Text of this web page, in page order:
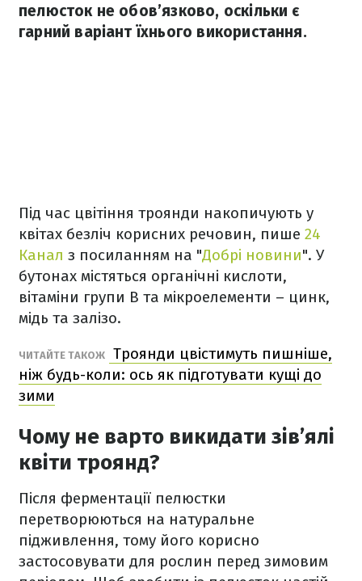
пелюсток не обов’язково, оскільки є
гарний варіант їхнього використання.
Під час цвітіння троянди накопичують у
квітах безліч корисних речовин, пише 24
Канал з посиланням на "Добрі новини". У
бутонах містяться органічні кислоти,
вітаміни групи В та мікроелементи – цинк,
мідь та залізо.
ЧИТАЙТЕ ТАКОЖ
Троянди цвістимуть пишніше,
ніж будь-коли: ось як підготувати кущі до
зими
Чому не варто викидати зів’ялі
квіти троянд?
Після ферментації пелюстки
перетворюються на натуральне
підживлення, тому його корисно
застосовувати для рослин перед зимовим